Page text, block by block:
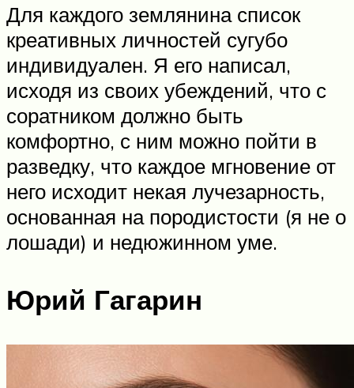
Для каждого землянина список
креативных личностей сугубо
индивидуален. Я его написал,
исходя из своих убеждений, что с
соратником должно быть
комфортно, с ним можно пойти в
разведку, что каждое мгновение от
него исходит некая лучезарность,
основанная на породистости (я не о
лошади) и недюжинном уме.
Юрий Гагарин